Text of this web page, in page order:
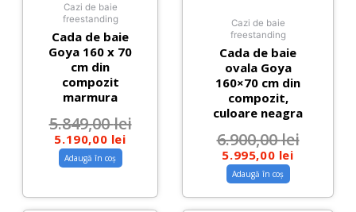
Cazi de baie
freestanding
Cada de baie
Goya 160 x 70
cm din
compozit
marmura
5.849,00lei
5.190,00 lei
Adaugă în coș
Cazi de baie
freestanding
Cada de baie
ovala Goya
160×70 cm din
compozit,
culoare neagra
6.900,00lei
5.995,00 lei
Adaugă în coș